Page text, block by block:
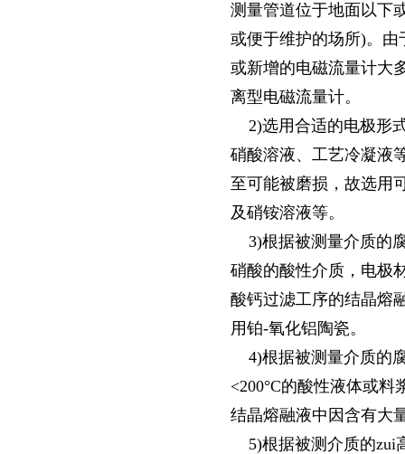
测量管道位于地面以下
或便于维护的场所)。
或新增的电磁流量计大
离型电磁流量计。
2)选用合适的电极形
硝酸溶液、工艺冷凝液
至可能被磨损，故选用
及硝铵溶液等。
3)根据被测量介质的
硝酸的酸性介质，电极
酸钙过滤工序的结晶熔
用铂-氧化铝陶瓷。
4)根据被测量介质的
<200°C的酸性液体或
结晶熔融液中因含有大
5)根据被测介质的zui